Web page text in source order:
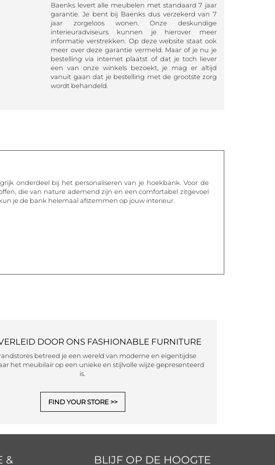
Baenks levert alle meubelen met standaard 7 jaar
garantie. Je bent bij Baenks dus verzekerd van 7
jaar zorgeloos wonen. Onze deskundige
interieuradviseurs kunnen je hierover meer
informatie verstrekken. Op deze website staat ook
meer over deze garantie vermeld. Maar of je nu je
bestelling via internet plaatst of dat je toch liever
een van onze winkels bezoekt, je mag er altijd
vanuit gaan dat je bestelling met de grootste zorg
wordt behandeld.
onderdeel bij het personaliseren van je hoekbank. Voor de
die van nature ademend zijn en een comfortabel zitgevoel
je de bank helemaal afstemmen op jouw interieur.
DOOR ONS FASHIONABLE FURNITURE
betreed je een wereld van moderne en eigentijdse
het meubilair op een unieke en stijlvolle wijze gepresenteerd
is.
FIND YOUR STORE
&
BLIJF OP DE HOOGTE